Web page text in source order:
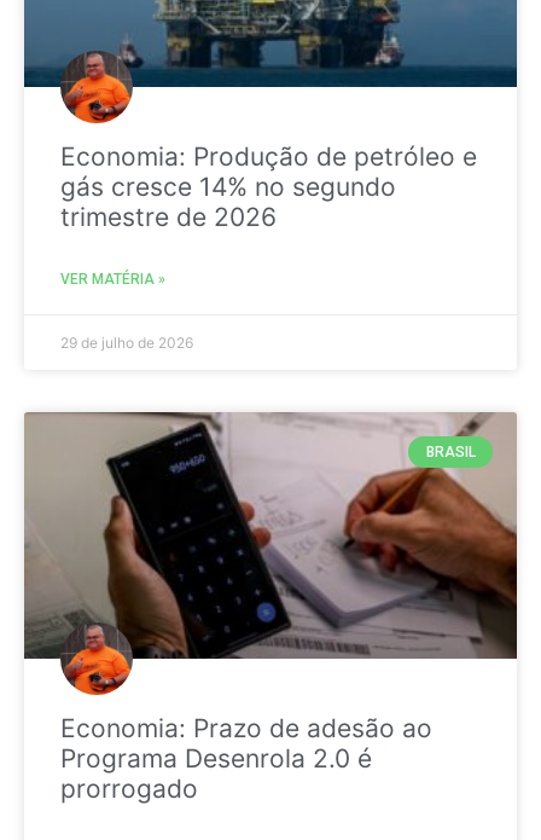
Economia: Produção de petróleo e
gás cresce 14% no segundo
trimestre de 2026
VER MATÉRIA »
29 de julho de 2026
BRASIL
Economia: Prazo de adesão ao
Programa Desenrola 2.0 é
prorrogado